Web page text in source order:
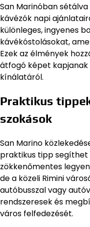
San Marinóban
kávézók napi
különleges, ingyenes
kávékóstolásokat,
Ezek az élmények
átfogó képet kapjanak
kínálatáról.
Praktikus
szokások
San Marino
praktikus tipp segíthet
zökkenőmentes
de a közeli Rimini
autóbusszal vagy
rendszeresek és
város felfedezését.